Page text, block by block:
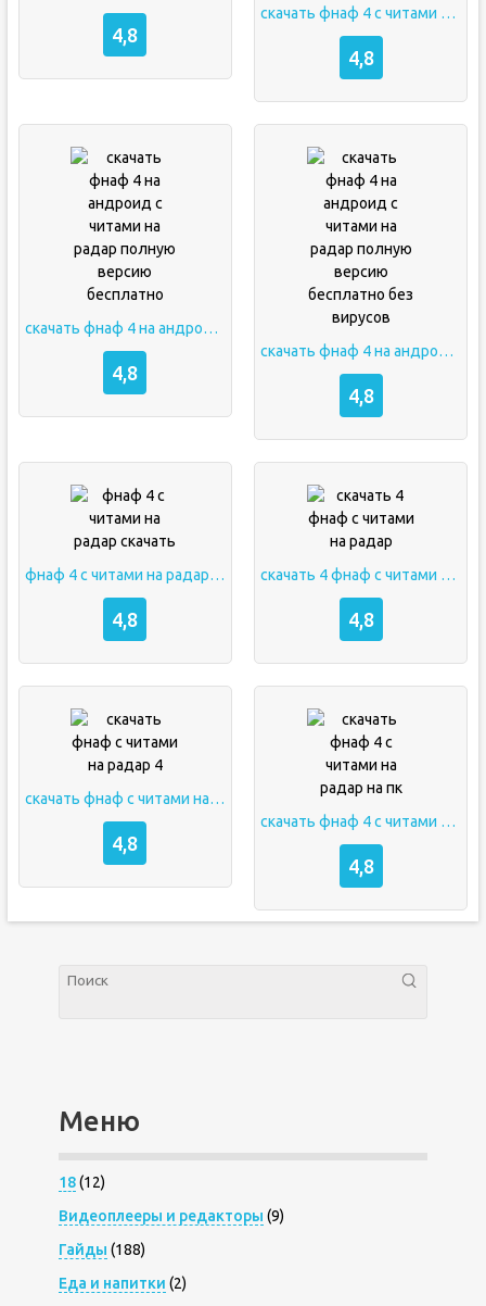
4,8
скачать фнаф 4 с читами на радар полную версию бесплатно андроид
4,8
скачать фнаф 4 на андроид с читами на радар полную версию бесплатно
4,8
скачать фнаф 4 на андроид с читами на радар полную версию бесплатно без вирусов
4,8
фнаф 4 с читами на радар скачать
4,8
скачать 4 фнаф с читами на радар
4,8
скачать фнаф с читами на радар 4
4,8
скачать фнаф 4 с читами на радар на пк
4,8
Меню
18(12)
Видеоплееры и редакторы (9)
Гайды (188)
Еда и напитки (2)